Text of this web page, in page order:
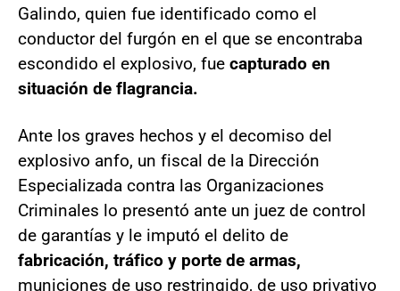
Galindo, quien fue identificado como el
conductor del furgón en el que se encontraba
escondido el explosivo, fue capturado en
situación de flagrancia.
Ante los graves hechos y el decomiso del
explosivo anfo, un fiscal de la Dirección
Especializada contra las Organizaciones
Criminales lo presentó ante un juez de control
de garantías y le imputó el delito de
fabricación, tráfico y porte de armas,
municiones de uso restringido, de uso privativo